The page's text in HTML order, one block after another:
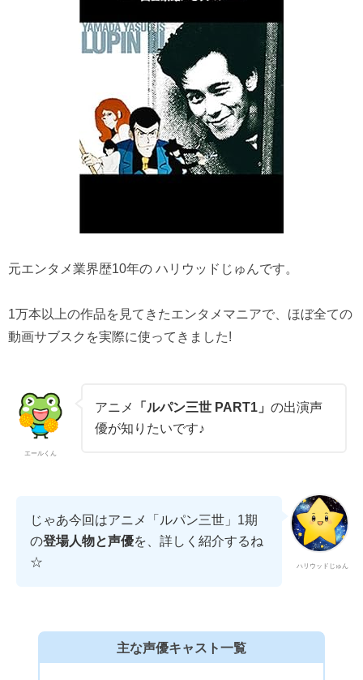
元エンタメ業界歴10年の ハリウッドじゅんです。
1万本以上の作品を見てきたエンタメマニアで、ほぼ全ての
動画サブスクを実際に使ってきました!
エールくん
アニメ 「ルパン三世 PART1」 の出演声
優が知りたいです♪
ハリウッドじゅん
じゃあ今回はアニメ「ルパン三世」1期
の登場人物と声優を、詳しく紹介するね
☆
主な声優キャスト一覧